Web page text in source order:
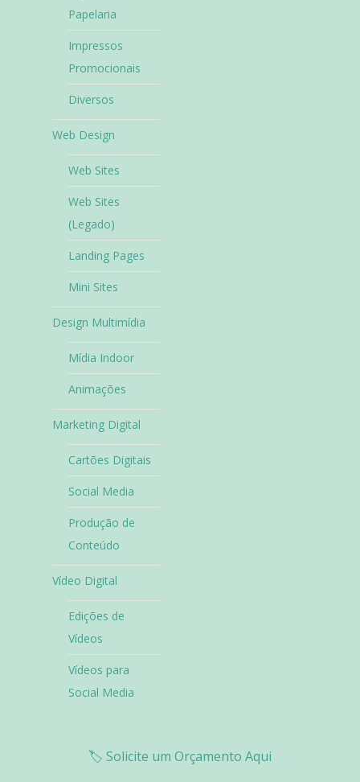
Papelaria
Impressos
Promocionais
Diversos
Web Design
Web Sites
Web Sites
(Legado)
Landing Pages
Mini Sites
Design Multimídia
Mídia Indoor
Animações
Marketing Digital
Cartões Digitais
Social Media
Produção de
Conteúdo
Vídeo Digital
Edições de
Vídeos
Vídeos para
Social Media
🏷️ Solicite um Orçamento Aqui